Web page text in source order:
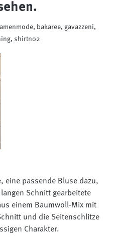
bakaree, gavazzeni,
shirtno2
eine passende Bluse dazu,
Schnitt gearbeitete
einem Baumwoll-Mix mit
und die Seitenschlitze
Charakter.